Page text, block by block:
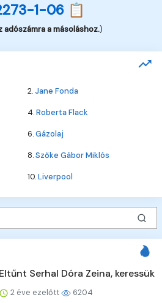
1-06 📋
a másoláshoz.)
2.Jane Fonda
4.Roberta Flack
6.Gázolaj
8.Szőke Gábor Miklós
10.Liverpool
Eltűnt Serhal Dóra Zeina, keressük
2 éve ezelőtt 6204